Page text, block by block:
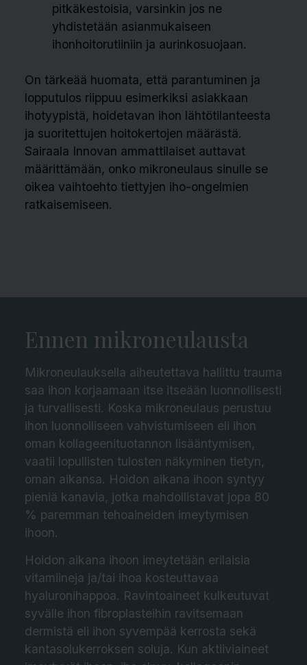
pitkäkestoisia, varsinkin jos ne
yhdistetään asianmukaiseen
ihonhoitorutiiniin ja aurinkosuojaan.
On tärkeää huomata, että parantuminen ja
lopputulos riippuu esimerkiksi asiakkaan
ihotyypistä, hoidetavan ihon lähtötilanteesta
ja suoritettujen hoitokertojen määrästä.
Sairaala Innovan ammattilaiset auttavat
määrittämään, onko mikroneulaus sinulle se
oikea vaihtoehto tiettyjen iho-ongelmien
ratkaisemiseen.
Ennen mikroneulausta
Mikroneulauksella aiheutettava hallittu trauma
saa ihon korjaamaan itse itseään luonnollisesti
ja turvallisesti. Koska mikroneulaus perustuu
ihon luonnolliseen vahvistumiseen eli ihon
oman kollageenituotannon lisääntymisen,
vaatii lopullisten tulosten näkyminen tietyn,
oman aikansa. Hoidon aikana ihoon syntyy
pieniä kanavia, jotka mahdollistavat jopa 80
% paremman tehoaineiden imeytymisen
ihoon.
Hoidon aikana ihoon imeytetään erilaisia
vitamiineja ja/tai ihoa kosteuttavaa
hyaluronihappoa. Ravintoaineet kulkeutuvat
syvälle ihon fibroplasteihin ravitsemaan
dermistä eli ihon syvempää kerrosta sekä
kantasolukerroksen soluja. Kun aktiiviaineet